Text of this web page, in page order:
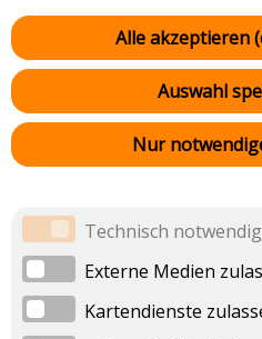
Alle akzeptieren
Auswahl
Nur
Technisch
Externe Medien
Kartendienste